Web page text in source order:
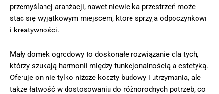
przemyślanej aranżacji, nawet niewielka przestrzeń może
stać się wyjątkowym miejscem, które sprzyja odpoczynkowi
i kreatywności.
Mały domek ogrodowy to doskonałe rozwiązanie dla tych,
którzy szukają harmonii między funkcjonalnością a estetyką.
Oferuje on nie tylko niższe koszty budowy i utrzymania, ale
także łatwość w dostosowaniu do różnorodnych potrzeb, co